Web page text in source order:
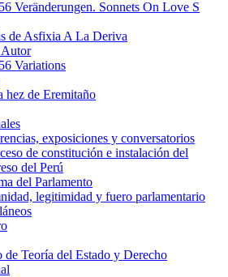
Veränderungen. Sonnets On Love S
de Asfixia A La Deriva
Autor
Variations
hez de Eremitaño
exposiciones y conversatorios
de constitución e instalación del
del Perú
del Parlamento
legitimidad y fuero parlamentario
de Teoría del Estado y Derecho